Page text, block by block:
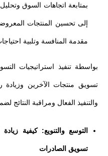
بمتابعة اتجاهات السوق
إلى تحسين المنتجات
مقدمة المنافسة وتلبية
بواسطة تنفيذ استراتيجيات
تسويق منتجات الآخرين وزيادة
والتنفيذ الفعال ومراقبة النتائج
التوسع والتنويع: كيفية
تسويق الصادرات